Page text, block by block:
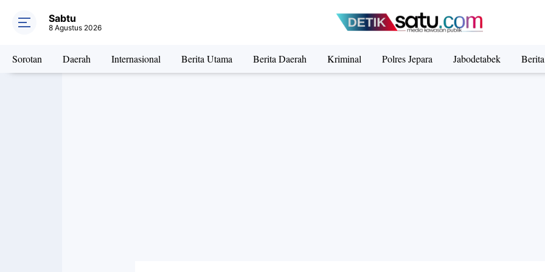
Sabtu
8 Agustus 2026
Sorotan Daerah Internasional Berita Utama Berita Daerah Kriminal Polres Jepara Jabodetabek